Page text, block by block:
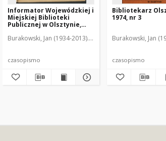
Informator Wojewódzkiej i
Miejskiej Biblioteki
Publicznej w Olsztynie,
Burakowski, Jan (1934-2013). Red. Badowska,
czasopismo
Bibliotekarz
1974, nr 3
Burakowski, Jan
czasopismo